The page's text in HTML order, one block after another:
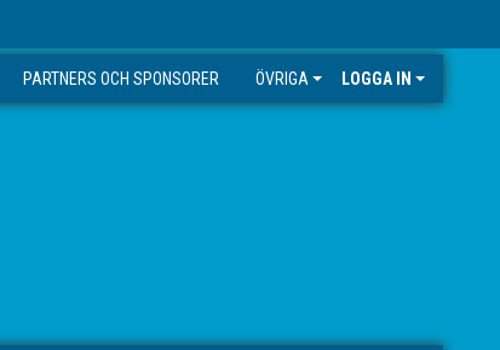
PARTNERS OCH SPONSORER ÖVRIGA LOGGA IN